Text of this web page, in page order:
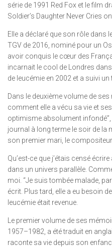
série de 1991 Red Fox et le film
Soldier’s Daughter Never Cries
Elle a déclaré que son rôle dans
TGV de 2016, nominé pour un
avoir conquis le cœur des
incarnait le cool de Londres
de leucémie en 2002 et a suivi un
Dans le deuxième volume de
comment elle a vécu sa vie et
optimisme absolument
journal à long terme le soir de la
son premier mari, le
Qu’est-ce que j’étais censé
dans un univers parallèle.
moi. “Je suis tombée malade,
écrit. Plus tard, elle a eu besoin
leucémie était revenue.
Le premier volume de ses
1957–1982, a été traduit en
raconte sa vie depuis son